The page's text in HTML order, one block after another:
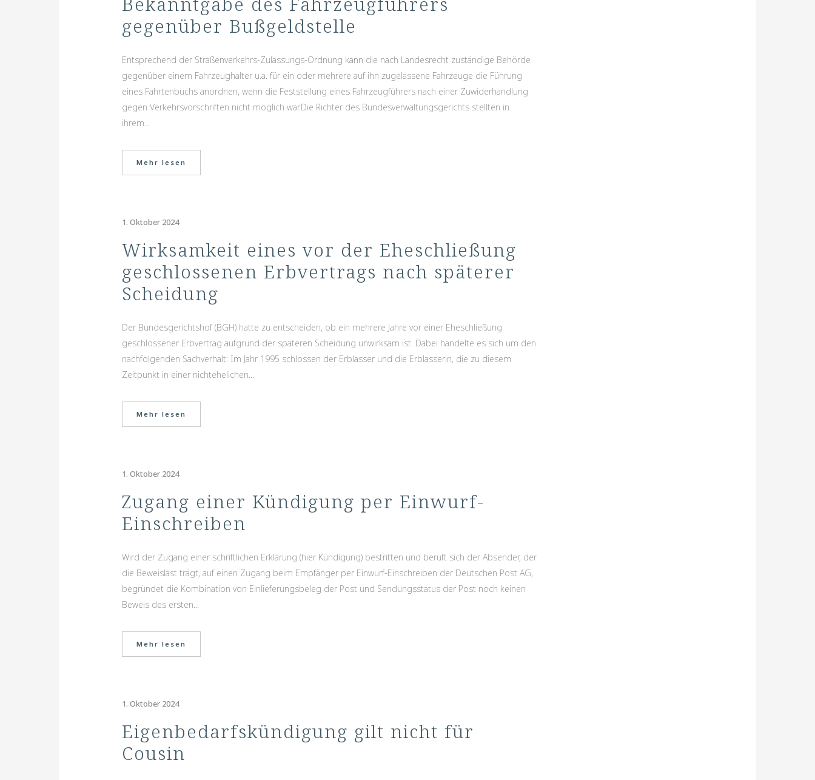
gegenüber Bußgeldstelle
Entsprechend der Straßenverkehrs-Zulassungs-Ordnung kann die nach Landesrecht zuständige Behörde
gegenüber einem Fahrzeughalter u.a. für ein oder mehrere auf ihn zugelassene Fahrzeuge die Führung
eines Fahrtenbuchs anordnen, wenn die Feststellung eines Fahrzeugführers nach einer Zuwiderhandlung
gegen Verkehrsvorschriften nicht möglich war.Die Richter des Bundesverwaltungsgerichts stellten in
ihrem...
Mehr lesen
1. Oktober 2024
Wirksamkeit eines vor der Eheschließung
geschlossenen Erbvertrags nach späterer
Scheidung
Der Bundesgerichtshof (BGH) hatte zu entscheiden, ob ein mehrere Jahre vor einer Eheschließung
geschlossener Erbvertrag aufgrund der späteren Scheidung unwirksam ist. Dabei handelte es sich um den
nachfolgenden Sachverhalt: Im Jahr 1995 schlossen der Erblasser und die Erblasserin, die zu diesem
Zeitpunkt in einer nichtehelichen...
Mehr lesen
1. Oktober 2024
Zugang einer Kündigung per Einwurf-
Einschreiben
Wird der Zugang einer schriftlichen Erklärung (hier Kündigung) bestritten und beruft sich der Absender, der
die Beweislast trägt, auf einen Zugang beim Empfänger per Einwurf-Einschreiben der Deutschen Post AG,
begründet die Kombination von Einlieferungsbeleg der Post und Sendungsstatus der Post noch keinen
Beweis des ersten...
Mehr lesen
1. Oktober 2024
Eigenbedarfskündigung gilt nicht für
Cousin